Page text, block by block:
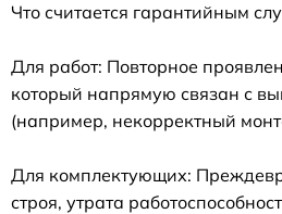
Что считается гарантийным
Для работ: Повторное
который напрямую связан с
(например, некорректный
Для комплектующих:
строя, утрата